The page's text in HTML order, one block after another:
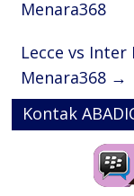
Menara368
Lecce vs Inter
Menara368 →
Kontak